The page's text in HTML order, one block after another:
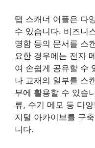
탭 스캐너 어플은 다
수 있습니다. 비즈니
명함 등의 문서를 스
요한 경우에는 전자
여 손쉽게 공유할 수
나 교재의 일부를 스
부에 활용할 수 있습
류, 수기 메모 등 다
지털 아카이브를 구
니다.